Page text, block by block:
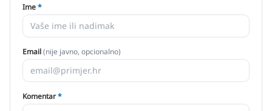
Ime*
Email(nije javno, opcionalno)
Komentar*